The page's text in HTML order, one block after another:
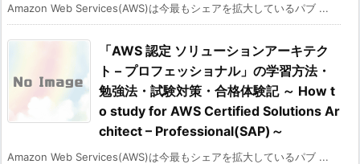
Amazon Web Services(AWS)は今最もシェアを拡大しているパブ ...
「AWS 認定 ソリューションアーキテク
ト – プロフェッショナル」の学習方法・
勉強法・試験対策・合格体験記 ～ How t
o study for AWS Certified Solutions Ar
chitect – Professional(SAP)～
Amazon Web Services(AWS)は今最もシェアを拡大しているパブ ...